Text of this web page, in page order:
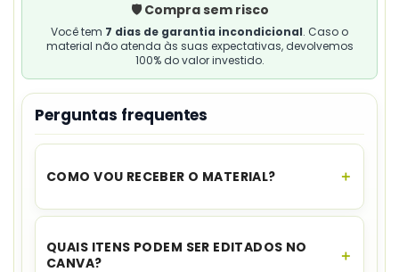
🛡️ Compra sem risco
Você tem 7 dias de garantia incondicional. Caso o
material não atenda às suas expectativas, devolvemos
100% do valor investido.
Perguntas frequentes
COMO VOU RECEBER O MATERIAL?
O acesso é instantâneo.Assim que o
para download no seu e-mail e no WhatsApp,
além de ficar disponível na sua área de cliente.
QUAIS ITENS PODEM SER EDITADOS NO
CANVA?